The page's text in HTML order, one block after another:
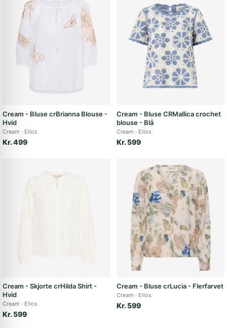
Cream - Bluse crBrianna Blouse -
Hvid
Cream Ellos
Kr. 499
Cream - Bluse CRMallica crochet
blouse - Blå
Cream Ellos
Kr. 599
Cream - Skjorte crHilda Shirt -
Hvid
Cream Ellos
Kr. 599
Cream - Bluse crLucia - Flerfarvet
Cream Ellos
Kr. 599